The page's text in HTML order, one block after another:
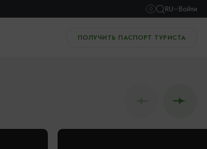
RU Войти
ПОЛУЧИТЬ ПАСПОРТ ТУРИСТА